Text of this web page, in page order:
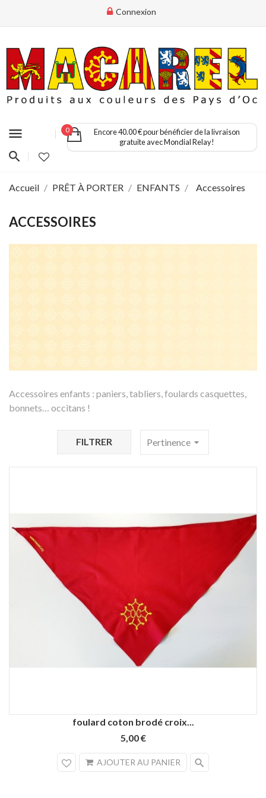
Connexion
menu 0
Encore 40.00 € pour bénéficier de la livraison
gratuite avec Mondial Relay!
Accueil PRÊT À PORTER ENFANTS Accessoires
ACCESSOIRES
Accessoires enfants : paniers, tabliers, foulards casquettes,
bonnets… occitans !
FILTRER Pertinencearrow_drop_down
foulard coton brodé croix...
5,00 €
AJOUTER AU PANIER search